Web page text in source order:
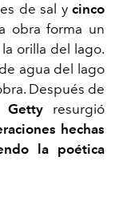
de sal ycinco
obra forma un
orilla del lago.
agua del lago
Después de
Getty resurgió
hechas
la poética